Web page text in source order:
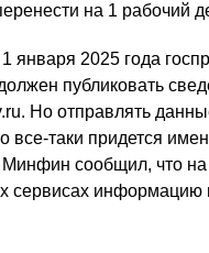
на 1 рабочий
января 2025 года
публиковать
Но отправлять
все-таки придется
сообщил, что
сервисах информацию